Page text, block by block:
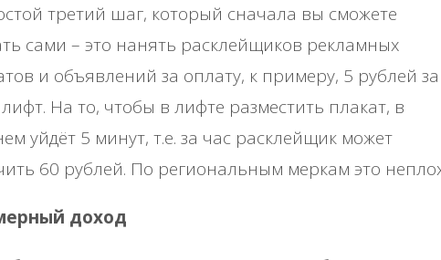
третий шаг, который сначала вы сможете
сами – это нанять расклейщиков рекламных
и объявлений за оплату, к примеру, 5 рублей за
На то, чтобы в лифте разместить плакат, в
уйдёт 5 минут, т.е. за час расклейщик может
60 рублей. По региональным меркам это
доход